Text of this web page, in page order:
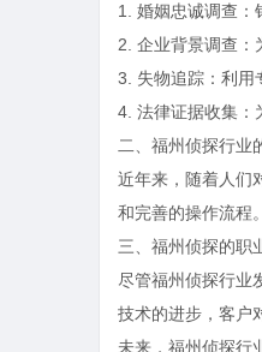
1. 婚姻忠诚调查：
2. 企业背景调查：
3. 失物追踪：利用
4. 法律证据收集：
二、福州侦探行业
近年来，随着人们
和完善的操作流程
三、福州侦探的职
尽管福州侦探行业
技术的进步，客户
未来，福州侦探行